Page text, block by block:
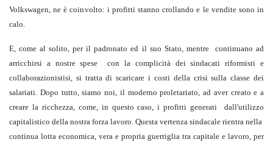
Volkswagen, ne è coinvolto: i profitti stanno crollando e le vendite sono in
calo.
E, come al solito, per il padronato ed il suo Stato, mentre continuano ad
arricchirsi a nostre spese con la complicità dei sindacati riformisti e
collaborazionistisi, si tratta di scaricare i costi della crisi sulla classe dei
salariati. Dopo tutto, siamo noi, il moderno proletariato, ad aver creato e a
creare la ricchezza, come, in questo caso, i profitti generati dall'utilizzo
capitalistico della nostra forza lavoro. Questa vertenza sindacale rientra nella
continua lotta economica, vera e propria guerriglia tra capitale e lavoro, per